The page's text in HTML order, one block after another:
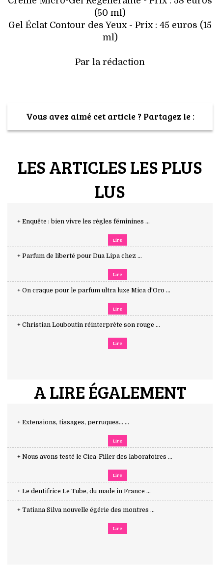
(50 ml)
Gel Éclat Contour des Yeux - Prix : 45 euros (15
ml)
Par la rédaction
Vous avez aimé cet article ? Partagez le :
LES ARTICLES LES PLUS
LUS
+ Enquête : bien vivre les règles féminines ...
Lire
+ Parfum de liberté pour Dua Lipa chez ...
Lire
+ On craque pour le parfum ultra luxe Mica d'Oro ...
Lire
+ Christian Louboutin réinterprète son rouge ...
Lire
A LIRE ÉGALEMENT
+ Extensions, tissages, perruques… ...
Lire
+ Nous avons testé le Cica-Filler des laboratoires ...
Lire
+ Le dentifrice Le Tube, du made in France ...
+ Tatiana Silva nouvelle égérie des montres ...
Lire